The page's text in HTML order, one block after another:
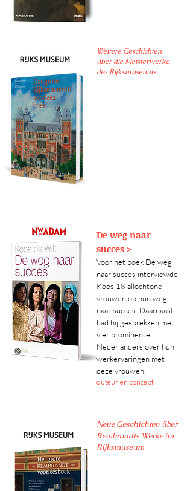
Weitere Geschichten
über die Meisterwerke
des Rijksmuseums
De weg naar
succes >
Voor het boek De weg
naar succes interviewde
Koos 18 allochtone
vrouwen op hun weg
naar succes. Daarnaast
had hij gesprekken met
vier prominente
Nederlanders over hun
werkervaringen met
deze vrouwen.
auteur en concept
Neue Geschichten über
Rembrandts Werke im
Rijksmuseum